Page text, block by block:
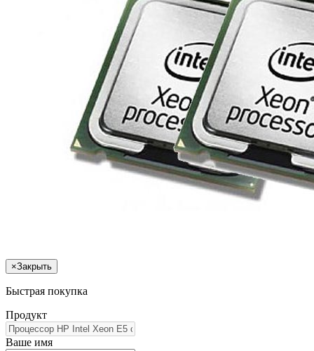
×Закрыть
Быстрая покупка
Продукт
Ваше имя